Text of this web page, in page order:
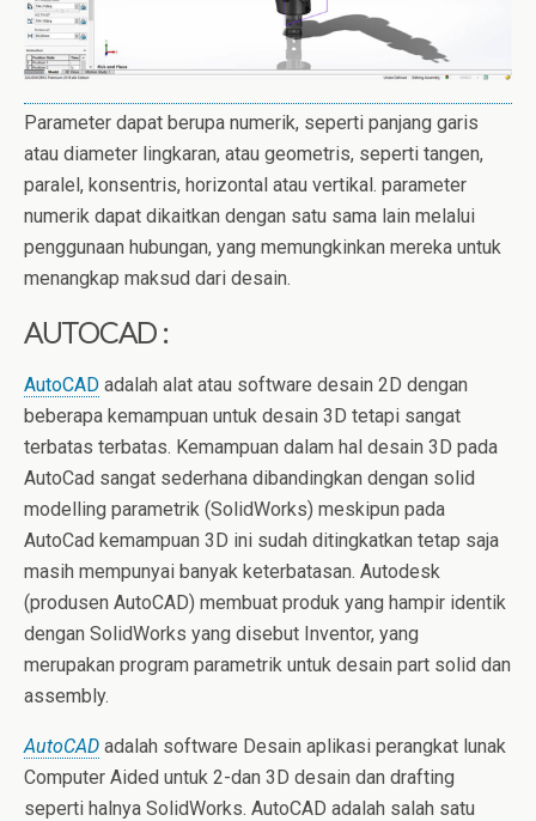
Parameter dapat berupa numerik, seperti panjang garis
atau diameter lingkaran, atau geometris, seperti tangen,
paralel, konsentris, horizontal atau vertikal. parameter
numerik dapat dikaitkan dengan satu sama lain melalui
penggunaan hubungan, yang memungkinkan mereka untuk
menangkap maksud dari desain.
AUTOCAD :
AutoCAD adalah alat atau software desain 2D dengan
beberapa kemampuan untuk desain 3D tetapi sangat
terbatas terbatas. Kemampuan dalam hal desain 3D pada
AutoCad sangat sederhana dibandingkan dengan solid
modelling parametrik (SolidWorks) meskipun pada
AutoCad kemampuan 3D ini sudah ditingkatkan tetap saja
masih mempunyai banyak keterbatasan. Autodesk
(produsen AutoCAD) membuat produk yang hampir identik
dengan SolidWorks yang disebut Inventor, yang
merupakan program parametrik untuk desain part solid dan
assembly.
AutoCAD adalah software Desain aplikasi perangkat lunak
Computer Aided untuk 2-dan 3D desain dan drafting
seperti halnya SolidWorks. AutoCAD adalah salah satu